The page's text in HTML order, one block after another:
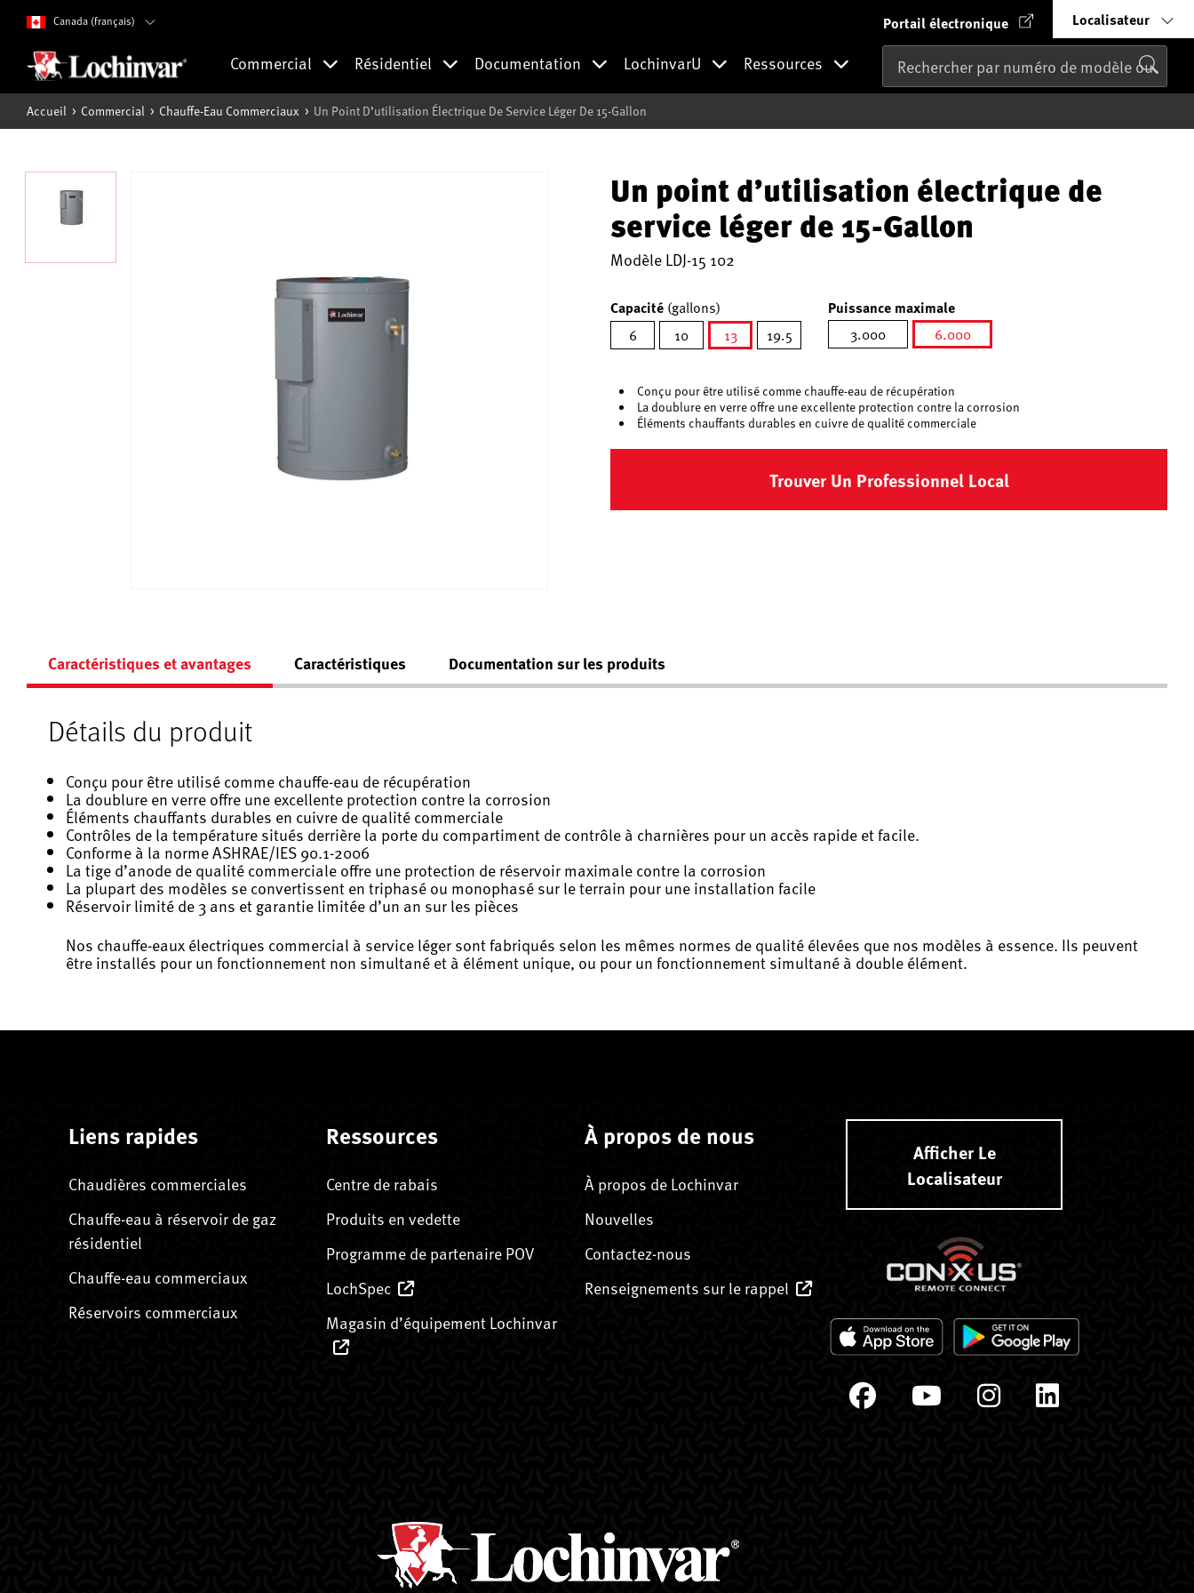
Canada (français) Portail électronique Localisateur
Commercial Résidentiel Documentation LochinvarU Ressources
Accueil Commercial Chauffe-Eau Commerciaux Un Point D’utilisation Électrique De Service Léger De 15-Gallon
Un point d’utilisation électrique de
service léger de 15-Gallon
ModèleLDJ-15 102
Capacité (gallons)
6
10
13
19.5
Puissance maximale
3.000
6.000
Conçu pour être utilisé comme chauffe-eau de récupération
La doublure en verre offre une excellente protection contre la corrosion
Éléments chauffants durables en cuivre de qualité commerciale
Trouver Un Professionnel Local
Caractéristiques et avantages Caractéristiques Documentation sur les produits
Détails du produit
Conçu pour être utilisé comme chauffe-eau de récupération
La doublure en verre offre une excellente protection contre la corrosion
Éléments chauffants durables en cuivre de qualité commerciale
Contrôles de la température situés derrière la porte du compartiment de contrôle à charnières pour un accès rapide et facile.
Conforme à la norme ASHRAE/IES 90.1-2006
La tige d’anode de qualité commerciale offre une protection de réservoir maximale contre la corrosion
La plupart des modèles se convertissent en triphasé ou monophasé sur le terrain pour une installation facile
Réservoir limité de 3 ans et garantie limitée d’un an sur les pièces
Nos chauffe-eaux électriques commercial à service léger sont fabriqués selon les mêmes normes de qualité élevées que nos modèles à essence. Ils peuvent
être installés pour un fonctionnement non simultané et à élément unique, ou pour un fonctionnement simultané à double élément.
Liens rapides
Chaudières commerciales
Chauffe-eau à réservoir de gaz
résidentiel
Chauffe-eau commerciaux
Réservoirs commerciaux
Ressources
Centre de rabais
Produits en vedette
Programme de partenaire POV
LochSpec
Magasin d’équipement Lochinvar
À propos de nous
À propos de Lochinvar
Nouvelles
Contactez-nous
Renseignements sur le rappel
Afficher Le
Localisateur